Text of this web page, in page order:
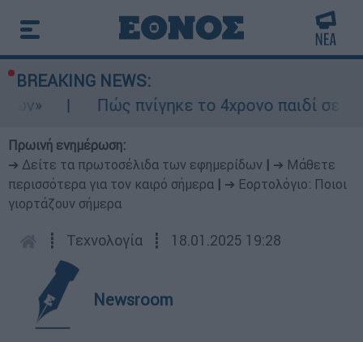
BREAKING NEWS:
Πώς πνίγηκε το 4χρονο παιδί σε
Πρωινή ενημέρωση:
➔ Δείτε τα πρωτοσέλιδα των εφημερίδων
➔ Μάθετε
περισσότερα για τον καιρό σήμερα
➔ Εορτολόγιο: Ποιοι
γιορτάζουν σήμερα
┋ Τεχνολογία ┋ 18.01.2025 19:28
Newsroom